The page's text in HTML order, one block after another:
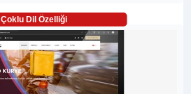
Çoklu Dil Özelliği